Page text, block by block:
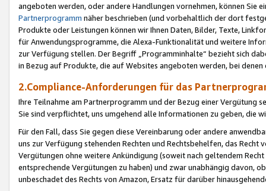
angeboten werden, oder andere Handlungen vornehmen, können Sie
Partnerprogramm näher beschrieben (und vorbehaltlich der dort
Produkte oder Leistungen können wir Ihnen Daten, Bilder, Texte,
für Anwendungsprogramme, die Alexa-Funktionalität und weitere
zur Verfügung stellen. Der Begriff „Programminhalte“ bezieht sich
in Bezug auf Produkte, die auf Websites angeboten werden, bei
2.Compliance-Anforderungen für das
Ihre Teilnahme am Partnerprogramm und der Bezug einer Vergütung
Sie sind verpflichtet, uns umgehend alle Informationen zu geben, die
Für den Fall, dass Sie gegen diese Vereinbarung oder andere
uns zur Verfügung stehenden Rechten und Rechtsbehelfen, das
Vergütungen ohne weitere Ankündigung (soweit nach geltendem
entsprechende Vergütungen zu haben) und zwar unabhängig davon,
unbeschadet des Rechts von Amazon, Ersatz für darüber